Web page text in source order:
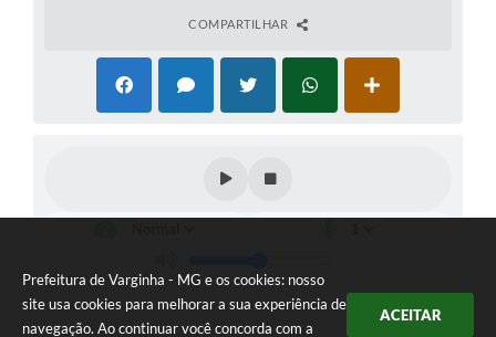
Prefeitura de Varginha - MG e os cookies: nosso
site usa cookies para melhorar a sua experiência de
navegação. Ao continuar você concorda com a
ACEITAR
COMPARTILHAR